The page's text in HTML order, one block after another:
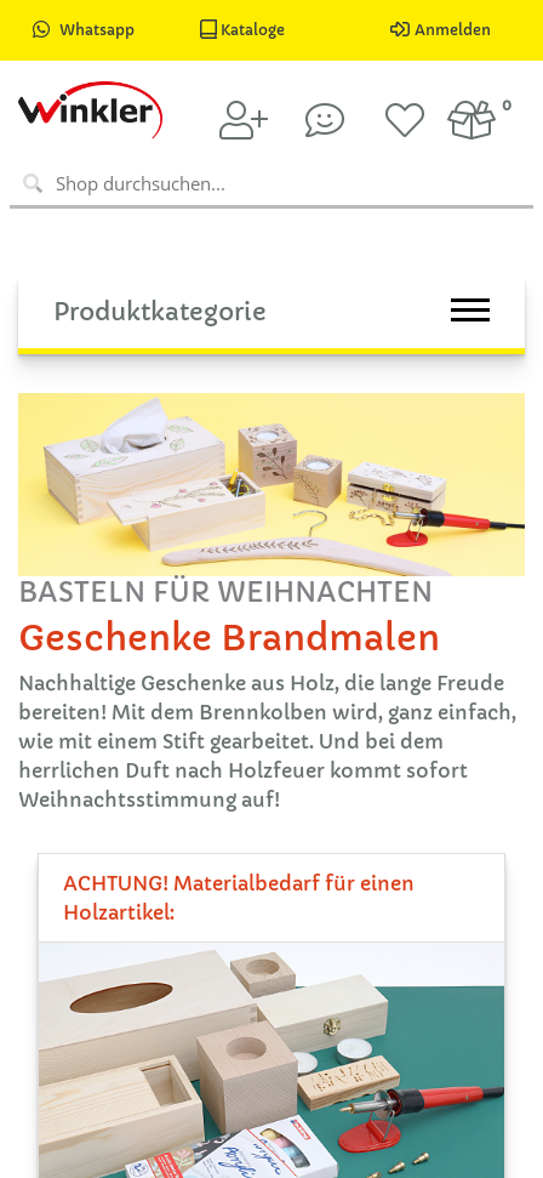
Whatsapp Kataloge Anmelden
0
Produktkategorie
BASTELN FÜR WEIHNACHTEN
Geschenke Brandmalen
Nachhaltige Geschenke aus Holz, die lange Freude
bereiten! Mit dem Brennkolben wird, ganz einfach,
wie mit einem Stift gearbeitet. Und bei dem
herrlichen Duft nach Holzfeuer kommt sofort
Weihnachtsstimmung auf!
ACHTUNG! Materialbedarf für einen
Holzartikel: